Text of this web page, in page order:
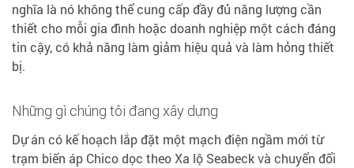
nghĩa là nó không thể cung cấp đầy đủ năng lượng cần
thiết cho mỗi gia đình hoặc doanh nghiệp một cách đáng
tin cậy, có khả năng làm giảm hiệu quả và làm hỏng thiết
bị.
Những gì chúng tôi đang xây dựng
Dự án có kế hoạch lắp đặt một mạch điện ngầm mới từ
trạm biến áp Chico dọc theo Xa lộ Seabeck và chuyển đổi